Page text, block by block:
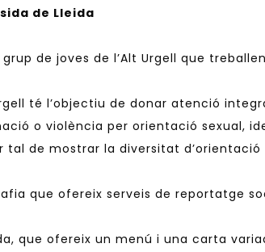
de Lleida
de joves de l’Alt Urgell que
té l’objectiu de donar atenció
o violència per orientació sexual,
de mostrar la diversitat d’orientació
que ofereix serveis de reportatge
que ofereix un menú i una carta